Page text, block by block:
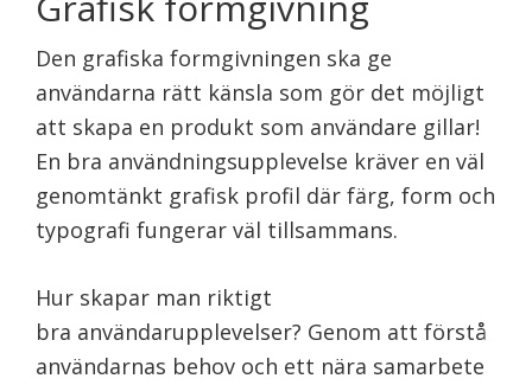
Den grafiska formgivningen ska ge
användarna rätt känsla som gör det möjligt
att skapa en produkt som användare gillar!
En bra användningsupplevelse kräver en väl
genomtänkt grafisk profil där färg, form och
typografi fungerar väl tillsammans.
Hur skapar man riktigt
bra användarupplevelser? Genom att förstå
användarnas behov och ett nära samarbete